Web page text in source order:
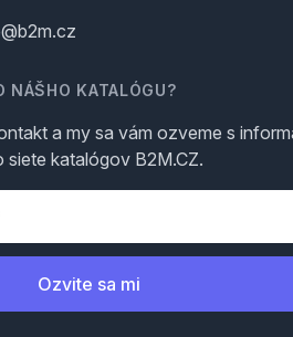
NÁŠHO KATALÓGU?
a my sa vám ozveme s
katalógov B2M.CZ.
Ozvite sa mi